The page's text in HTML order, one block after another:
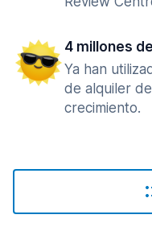
4 millones
Ya han
de alquiler
crecimiento.